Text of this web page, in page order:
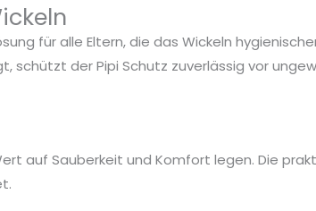
für alle Eltern, die das Wickeln
der Pipi Schutz zuverlässig vor
auf Sauberkeit und Komfort legen. Die